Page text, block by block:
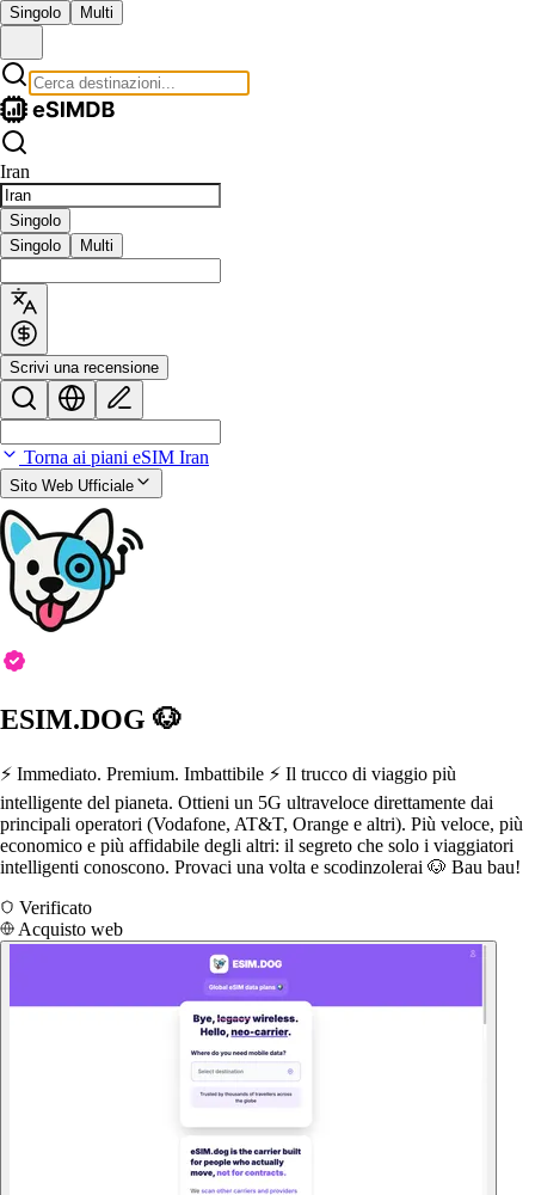
Singolo Multi
Iran
Singolo
Singolo
Multi
Scrivi una recensione
Torna ai piani eSIM Iran
Sito Web Ufficiale
ESIM.DOG 🐶
⚡️ Immediato. Premium. Imbattibile ⚡️ Il trucco di viaggio più
intelligente del pianeta. Ottieni un 5G ultraveloce direttamente dai
principali operatori (Vodafone, AT&T, Orange e altri). Più veloce, più
economico e più affidabile degli altri: il segreto che solo i viaggiatori
intelligenti conoscono. Provaci una volta e scodinzolerai 🐶 Bau bau!
Verificato
Acquisto web